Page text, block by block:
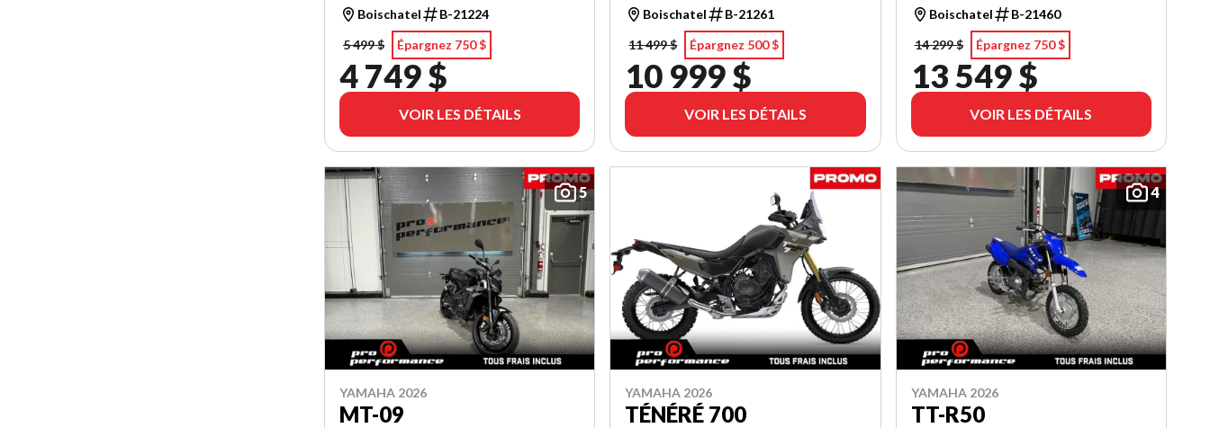
Boischatel
B-21224
5 499 $
Épargnez 750 $
4 749 $
VOIR LES DÉTAILS
Boischatel
B-21261
11 499 $
Épargnez 500 $
10 999 $
VOIR LES DÉTAILS
Boischatel
B-21460
14 299 $
Épargnez 750 $
13 549 $
VOIR LES DÉTAILS
5
YAMAHA 2026
MT-09
YAMAHA 2026
TÉNÉRÉ 700
4
YAMAHA 2026
TT-R50